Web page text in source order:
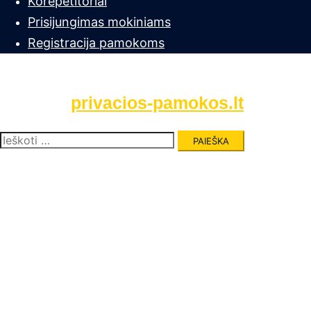
Prisijungimas mokiniams
Registracija pamokoms
privacios-pamokos.lt
Ieškoti: